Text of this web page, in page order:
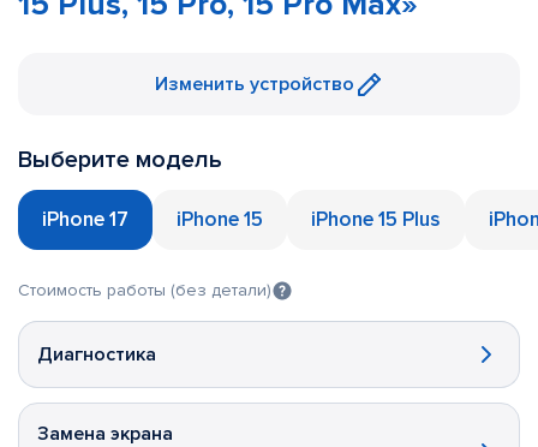
Изменить устройство
Выберите модель
iPhone 17 iPhone 15 iPhone 15 Plus
Стоимость работы (без детали)
Диагностика
Замена экрана